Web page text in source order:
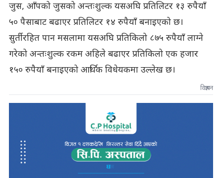
जुस, आँपको जुसको अन्तःशुल्क यसअघि प्रतिलिटर १३ रुपैयाँ
५० पैसाबाट बढाएर प्रतिलिटर १४ रुपैयाँ बनाइएको छ।
सुर्तीरहित पान मसलामा यसअघि प्रतिकिलो ८७५ रुपैयाँ लाग्ने
गरेको अन्तःशुल्क रकम अहिले बढाएर प्रतिकिलो एक हजार
१५० रुपैयाँ बनाइएको आर्थिक विधेयकमा उल्लेख छ।
विज्ञापन